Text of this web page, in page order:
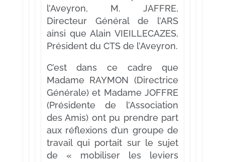
l’Aveyron, M. JAFFRE,
Directeur Général de l’ARS
ainsi que Alain VIEILLECAZES,
Président du CTS de l’Aveyron.
C’est dans ce cadre que
Madame RAYMON (Directrice
Générale) et Madame JOFFRE
(Présidente de l’Association
des Amis) ont pu prendre part
aux réflexions d’un groupe de
travail qui portait sur le sujet
de « mobiliser les leviers